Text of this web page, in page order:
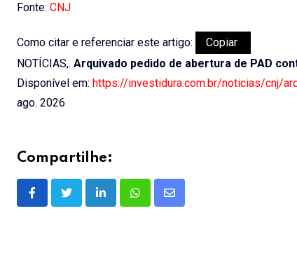
Fonte: CNJ
Como citar e referenciar este artigo:
Copiar
NOTÍCIAS,. Arquivado pedido de abertura de PAD
Disponível em: https://investidura.com.br/noticias/cnj/
ago. 2026
Compartilhe:
LinkedInWhatsappShare